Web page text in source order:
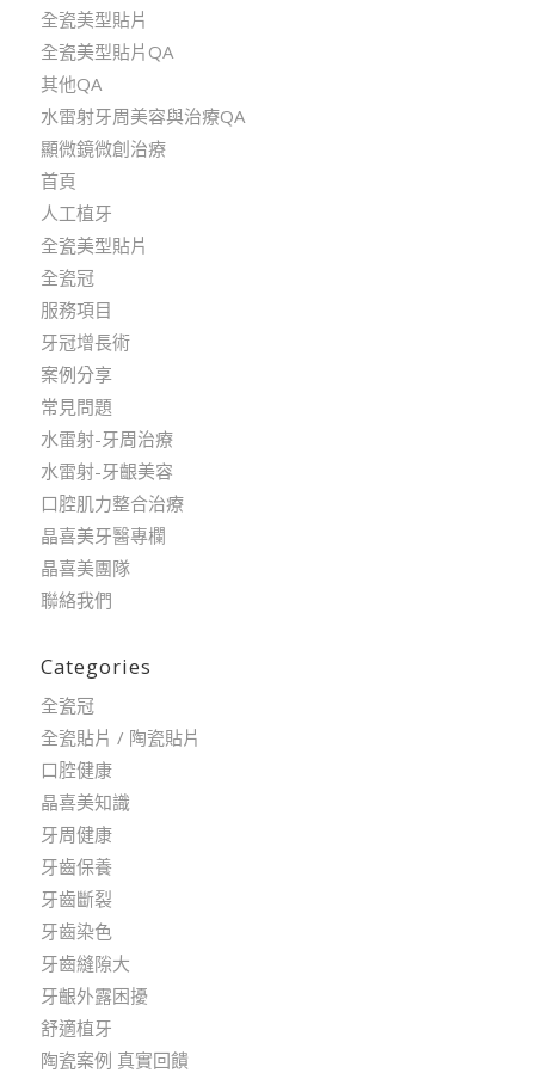
全瓷美型貼片
全瓷美型貼片QA
其他QA
水雷射牙周美容與治療QA
顯微鏡微創治療
首頁
人工植牙
全瓷美型貼片
全瓷冠
服務項目
牙冠增長術
案例分享
常見問題
水雷射-牙周治療
水雷射-牙齦美容
口腔肌力整合治療
晶喜美牙醫專欄
晶喜美團隊
聯絡我們
Categories
全瓷冠
全瓷貼片 / 陶瓷貼片
口腔健康
晶喜美知識
牙周健康
牙齒保養
牙齒斷裂
牙齒染色
牙齒縫隙大
牙齦外露困擾
舒適植牙
陶瓷案例 真實回饋